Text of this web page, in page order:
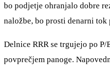
bo podjetje ohranjalo dobre
naložbe, bo prosti denarni tok
Delnice RRR se trgujejo po
povprečjem panoge.